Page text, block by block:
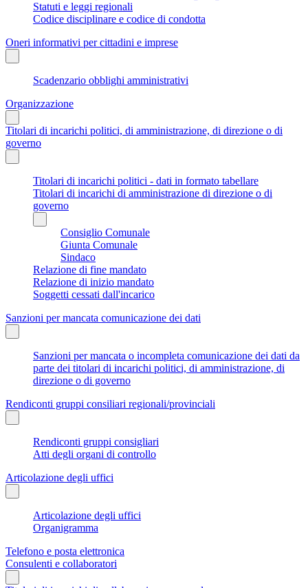
Statuti e leggi regionali
Codice disciplinare e codice di condotta
Oneri informativi per cittadini e imprese
Scadenzario obblighi amministrativi
Organizzazione
Titolari di incarichi politici, di amministrazione, di direzione o di
governo
Titolari di incarichi politici - dati in formato tabellare
Titolari di incarichi di amministrazione di direzione o di
governo
Consiglio Comunale
Giunta Comunale
Sindaco
Relazione di fine mandato
Relazione di inizio mandato
Soggetti cessati dall'incarico
Sanzioni per mancata comunicazione dei dati
Sanzioni per mancata o incompleta comunicazione dei dati da
parte dei titolari di incarichi politici, di amministrazione, di
direzione o di governo
Rendiconti gruppi consiliari regionali/provinciali
Rendiconti gruppi consigliari
Atti degli organi di controllo
Articolazione degli uffici
Articolazione degli uffici
Organigramma
Telefono e posta elettronica
Consulenti e collaboratori